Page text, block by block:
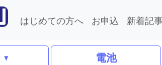
はじめての方へ お申込 新着記
電池